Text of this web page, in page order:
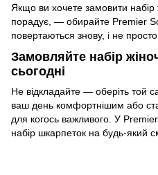
Якщо ви хочете замовити
порадує, — обирайте Premier
повертаються знову, і не просто
Замовляйте набір
сьогодні
Не відкладайте — оберіть той
ваш день комфортнішим або
для когось важливого. У
набір шкарпеток на будь-який